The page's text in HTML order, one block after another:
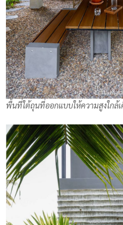
พื้นที่ใต้ถุนที่ออกแบบให้ความสูงใกล้